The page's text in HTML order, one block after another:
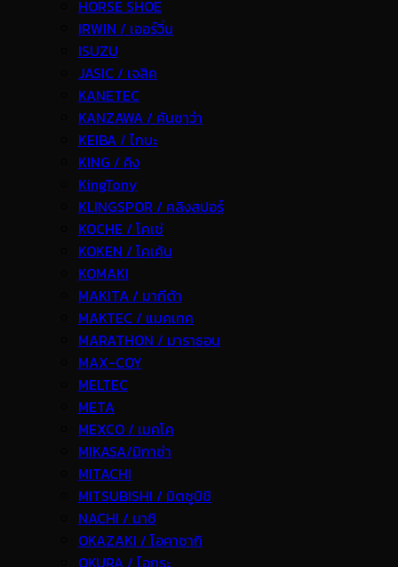
HORSE SHOE
IRWIN / เออร์วิ่น
ISUZU
JASIC / เจสิค
KANETEC
KANZAWA / คันซาว่า
KEIBA / ไกบะ
KING / คิง
KingTony
KLINGSPOR / คลิงสปอร์
KOCHE / โคเช่
KOKEN / โคเค้น
KOMAKI
MAKITA / มากีต้า
MAKTEC / แมคเทค
MARATHON / มาราธอน
MAX-COY
MELTEC
META
MEXCO / เมคโค
MIKASA/มิกาซ่า
MITACHI
MITSUBISHI / มิตซูบิชิ
NACHI / นาชิ
OKAZAKI / โอคาซากิ
OKURA / โอกุระ